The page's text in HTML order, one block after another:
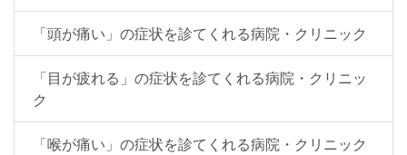
「頭が痛い」の症状を診てくれる病院・クリニック
「目が疲れる」の症状を診てくれる病院・クリニッ
ク
「喉が痛い」の症状を診てくれる病院・クリニック